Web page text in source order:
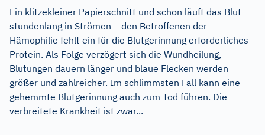
Ein klitzekleiner Papierschnitt und schon läuft das Blut
stundenlang in Strömen – den Betroffenen der
Hämophilie fehlt ein für die Blutgerinnung erforderliches
Protein. Als Folge verzögert sich die Wundheilung,
Blutungen dauern länger und blaue Flecken werden
größer und zahlreicher. Im schlimmsten Fall kann eine
gehemmte Blutgerinnung auch zum Tod führen. Die
verbreitete Krankheit ist zwar...